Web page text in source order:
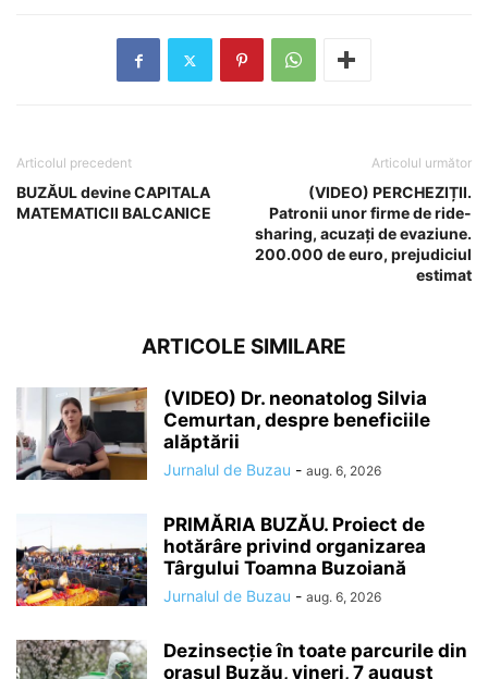
Articolul precedent
BUZĂUL devine CAPITALA
MATEMATICII BALCANICE
Articolul următor
(VIDEO) PERCHEZIȚII.
Patronii unor firme de ride-
sharing, acuzați de evaziune.
200.000 de euro, prejudiciul
estimat
ARTICOLE SIMILARE
(VIDEO) Dr. neonatolog Silvia
Cemurtan, despre beneficiile
alăptării
Jurnalul de Buzau - aug. 6, 2026
PRIMĂRIA BUZĂU. Proiect de
hotărâre privind organizarea
Târgului Toamna Buzoiană
Jurnalul de Buzau - aug. 6, 2026
Dezinsecție în toate parcurile din
orașul Buzău, vineri, 7 august